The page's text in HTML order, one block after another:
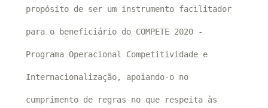
propósito de ser um instrumento facilitador
para o beneficiário do COMPETE 2020 -
Programa Operacional Competitividade e
Internacionalização, apoiando-o no
cumprimento de regras no que respeita às